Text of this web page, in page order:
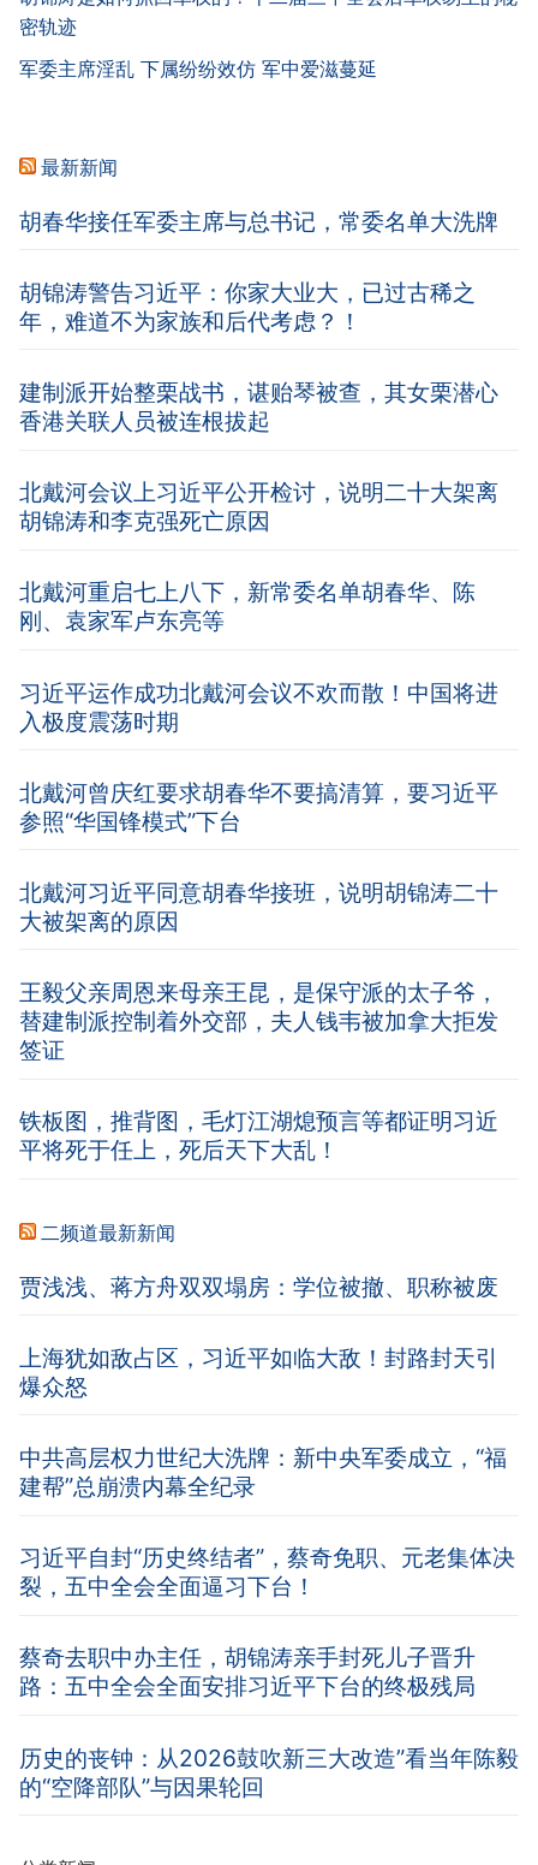
密轨迹
军委主席淫乱 下属纷纷效仿 军中爱滋蔓延
最新新闻
胡春华接任军委主席与总书记，常委名单大洗牌
胡锦涛警告习近平：你家大业大，已过古稀之
年，难道不为家族和后代考虑？！
建制派开始整栗战书，谌贻琴被查，其女栗潜心
香港关联人员被连根拔起
北戴河会议上习近平公开检讨，说明二十大架离
胡锦涛和李克强死亡原因
北戴河重启七上八下，新常委名单胡春华、陈
刚、袁家军卢东亮等
习近平运作成功北戴河会议不欢而散！中国将进
入极度震荡时期
北戴河曾庆红要求胡春华不要搞清算，要习近平
参照“华国锋模式”下台
北戴河习近平同意胡春华接班，说明胡锦涛二十
大被架离的原因
王毅父亲周恩来母亲王昆，是保守派的太子爷，
替建制派控制着外交部，夫人钱韦被加拿大拒发
签证
铁板图，推背图，毛灯江湖熄预言等都证明习近
平将死于任上，死后天下大乱！
二频道最新新闻
贾浅浅、蒋方舟双双塌房：学位被撤、职称被废
上海犹如敌占区，习近平如临大敌！封路封天引
爆众怒
中共高层权力世纪大洗牌：新中央军委成立，“福
建帮”总崩溃内幕全纪录
习近平自封“历史终结者”，蔡奇免职、元老集体决
裂，五中全会全面逼习下台！
蔡奇去职中办主任，胡锦涛亲手封死儿子晋升
路：五中全会全面安排习近平下台的终极残局
历史的丧钟：从2026鼓吹新三大改造”看当年陈毅
的“空降部队”与因果轮回